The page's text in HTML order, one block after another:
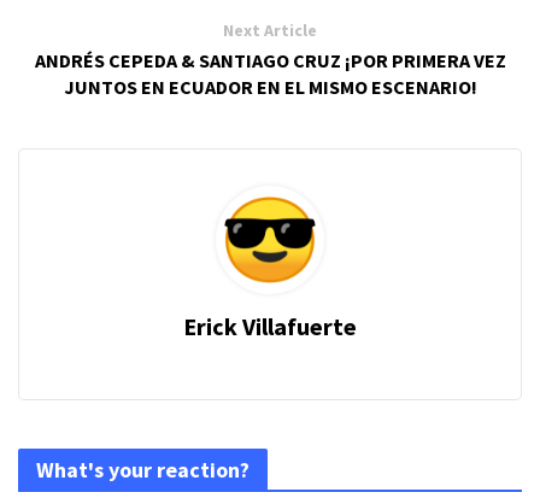
Next Article
ANDRÉS CEPEDA & SANTIAGO CRUZ ¡POR PRIMERA VEZ
JUNTOS EN ECUADOR EN EL MISMO ESCENARIO!
Erick Villafuerte
What's your reaction?